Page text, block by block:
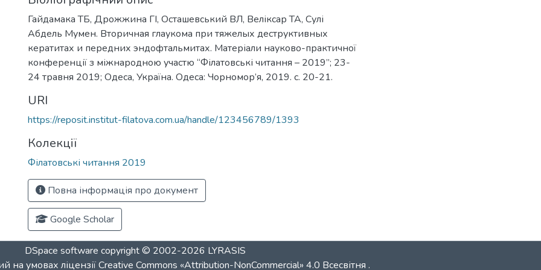
Гайдамака ТБ, Дрожжина ГІ, Осташевський ВЛ, Веліксар ТА, Сулі
Абдель Мумен. Вторичная глаукома при тяжелых деструктивных
кератитах и передних эндофтальмитах. Матеріали науково-практичної
конференції з міжнародною участю “Філатовські читання – 2019”; 23-
24 травня 2019; Одеса, Україна. Одеса: Чорномор’я, 2019. c. 20-21.
URI
https://reposit.institut-filatova.com.ua/handle/123456789/1393
Колекції
Філатовські читання 2019
Повна інформація про документ
Google Scholar
DSpace software copyright © 2002-2026 LYRASIS
на умовах ліцензіїCreative Commons «Attribution-NonCommercial» 4.0 Всесвітня .